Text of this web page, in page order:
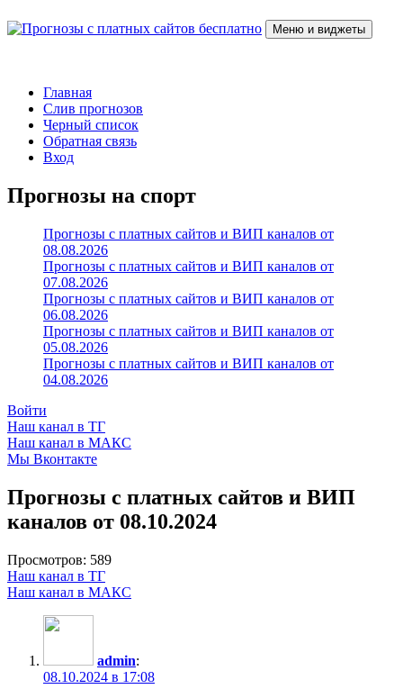
к
Меню и виджеты
Главная
Слив прогнозов
Черный список
Обратная связь
Вход
Прогнозы на спорт
Прогнозы с платных сайтов и ВИП каналов от
08.08.2026
Прогнозы с платных сайтов и ВИП каналов от
07.08.2026
Прогнозы с платных сайтов и ВИП каналов от
06.08.2026
Прогнозы с платных сайтов и ВИП каналов от
05.08.2026
Прогнозы с платных сайтов и ВИП каналов от
04.08.2026
Войти
Наш канал в ТГ
Наш канал в МАКС
Мы Вконтакте
Прогнозы с платных сайтов и ВИП
каналов от 08.10.2024
Просмотров: 589
Наш канал в ТГ
Наш канал в МАКС
admin:
08.10.2024 в 17:08